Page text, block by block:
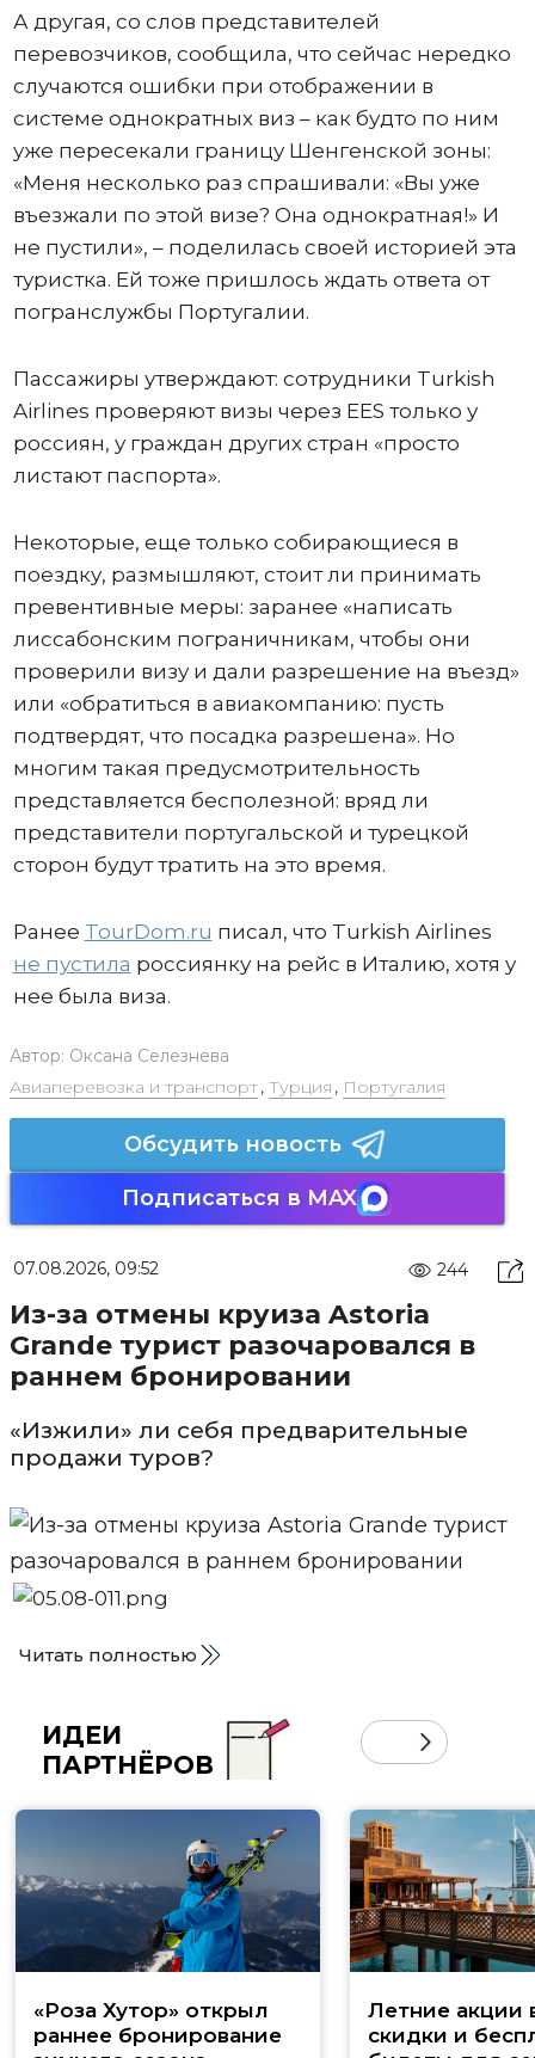
А другая, со слов представителей
перевозчиков, сообщила, что сейчас нередко
случаются ошибки при отображении в
системе однократных виз – как будто по ним
уже пересекали границу Шенгенской зоны:
«Меня несколько раз спрашивали: «Вы уже
въезжали по этой визе? Она однократная!» И
не пустили», – поделилась своей историей эта
туристка. Ей тоже пришлось ждать ответа от
погранслужбы Португалии.
Пассажиры утверждают: сотрудники Turkish
Airlines проверяют визы через EES только у
россиян, у граждан других стран «просто
листают паспорта».
Некоторые, еще только собирающиеся в
поездку, размышляют, стоит ли принимать
превентивные меры: заранее «написать
лиссабонским пограничникам, чтобы они
проверили визу и дали разрешение на въезд»
или «обратиться в авиакомпанию: пусть
подтвердят, что посадка разрешена». Но
многим такая предусмотрительность
представляется бесполезной: вряд ли
представители португальской и турецкой
сторон будут тратить на это время.
Ранее TourDom.ru писал, что Turkish Airlines
не пустила россиянку на рейс в Италию, хотя у
нее была виза.
Автор: Оксана Селезнева
Авиаперевозка и транспорт, Турция , Португалия
Обсудить новость
Подписаться в MAX
07.08.2026, 09:52 244
Из-за отмены круиза Astoria
Grande турист разочаровался в
раннем бронировании
«Изжили» ли себя предварительные
продажи туров?
Читать полностью
ИДЕИ
ПАРТНЁРОВ
«Роза Хутор» открыл
раннее бронирование
Летние акции
скидки и